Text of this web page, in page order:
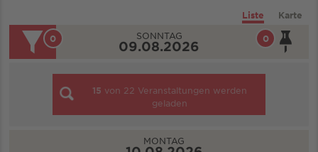
Liste Karte
0
0 SONNTAG
09.08.2026
15 von 22 Veranstaltungen werden
geladen
MONTAG